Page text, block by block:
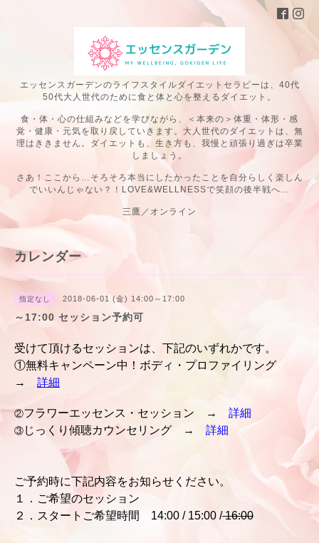
エッセンスガーデンのライフスタイルダイエットセラピーは、40代
50代大人世代のために食と体と心を整えるダイエット。
食・体・心の仕組みなどを学びながら、＜本来の＞体重・体形・感
覚・健康・元気を取り戻していきます。大人世代のダイエットは、無
理はききません。ダイエットも、生き方も、我慢と頑張り過ぎは卒業
しましょう。
さあ！ここから…そろそろ本当にしたかったことを自分らしく楽しん
でいいんじゃない？！LOVE&WELLNESSで笑顔の後半戦へ…
三鷹／オンライン
カレンダー
指定なし 2018-06-01 (金) 14:00～17:00
～17:00 セッション予約可
受けて頂けるセッションは、下記のいずれかです。
①無料キャンペーン中！ボディ・プロファイリング
→ 詳細
②フラワーエッセンス・セッション → 詳細
③ じっくり傾聴カウンセリング → 詳細
ご予約時に下記内容をお知らせくださ い。
１．ご希望のセッション
２．スタートご希望時間 14:00 / 15:00 /16:00